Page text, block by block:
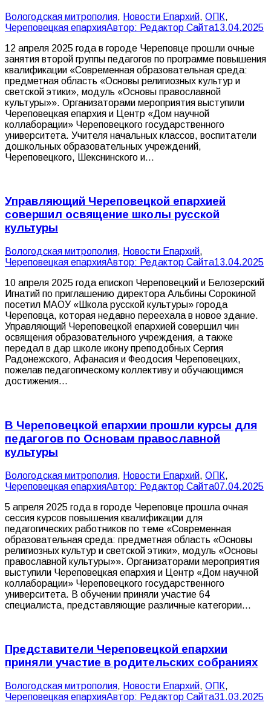
Вологодская митрополия, Новости Епархий, ОПК,
Череповецкая епархияАвтор: Редактор Сайта13.04.2025
12 апреля 2025 года в городе Череповце прошли очные
занятия второй группы педагогов по программе повышения
квалификации «Современная образовательная среда:
предметная область «Основы религиозных культур и
светской этики», модуль «Основы православной
культуры»». Организаторами мероприятия выступили
Череповецкая епархия и Центр «Дом научной
коллаборации» Череповецкого государственного
университета. Учителя начальных классов, воспитатели
дошкольных образовательных учреждений,
Череповецкого, Шекснинского и…
Управляющий Череповецкой епархией
совершил освящение школы русской
культуры
Вологодская митрополия, Новости Епархий,
Череповецкая епархияАвтор: Редактор Сайта13.04.2025
10 апреля 2025 года епископ Череповецкий и Белозерский
Игнатий по приглашению директора Альбины Сорокиной
посетил МАОУ «Школа русской культуры» города
Череповца, которая недавно переехала в новое здание.
Управляющий Череповецкой епархией совершил чин
освящения образовательного учреждения, а также
передал в дар школе икону преподобных Сергия
Радонежского, Афанасия и Феодосия Череповецких,
пожелав педагогическому коллективу и обучающимся
достижения…
В Череповецкой епархии прошли курсы для
педагогов по Основам православной
культуры
Вологодская митрополия, Новости Епархий, ОПК,
Череповецкая епархияАвтор: Редактор Сайта07.04.2025
5 апреля 2025 года в городе Череповце прошла очная
сессия курсов повышения квалификации для
педагогических работников по теме «Современная
образовательная среда: предметная область «Основы
религиозных культур и светской этики», модуль «Основы
православной культуры»». Организаторами мероприятия
выступили Череповецкая епархия и Центр «Дом научной
коллаборации» Череповецкого государственного
университета. В обучении приняли участие 64
специалиста, представляющие различные категории…
Представители Череповецкой епархии
приняли участие в родительских собраниях
Вологодская митрополия, Новости Епархий, ОПК,
Череповецкая епархияАвтор: Редактор Сайта31.03.2025